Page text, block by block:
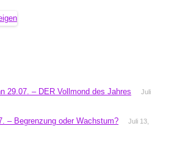
29.07. – DER Vollmond des Jahres
Juli
– Begrenzung oder Wachstum?
Juli 13,